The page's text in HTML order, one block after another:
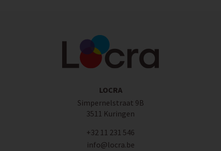
LOCRA
Simpernelstraat 9B
3511 Kuringen
+32 11 231 546
info@locra.be